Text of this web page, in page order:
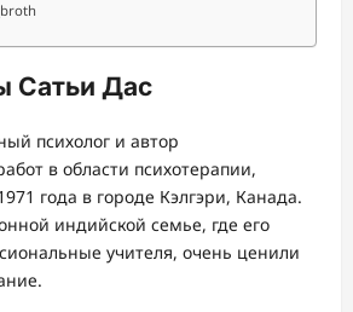
Сатьи Дас
психолог и автор
в области психотерапии,
года в городе Кэлгэри, Канада.
индийской семье, где его
учителя, очень ценили